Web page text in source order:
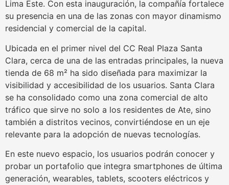
Lima Este. Con esta inauguración, la compañía fortalece
su presencia en una de las zonas con mayor dinamismo
residencial y comercial de la capital.
Ubicada en el primer nivel del CC Real Plaza Santa
Clara, cerca de una de las entradas principales, la nueva
tienda de 68 m² ha sido diseñada para maximizar la
visibilidad y accesibilidad de los usuarios. Santa Clara
se ha consolidado como una zona comercial de alto
tráfico que sirve no solo a los residentes de Ate, sino
también a distritos vecinos, convirtiéndose en un eje
relevante para la adopción de nuevas tecnologías.
En este nuevo espacio, los usuarios podrán conocer y
probar un portafolio que integra smartphones de última
generación, wearables, tablets, scooters eléctricos y